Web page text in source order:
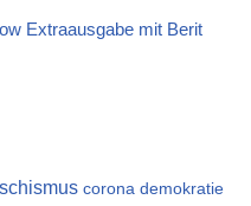
Extraausgabe mit Berit
corona demokratie